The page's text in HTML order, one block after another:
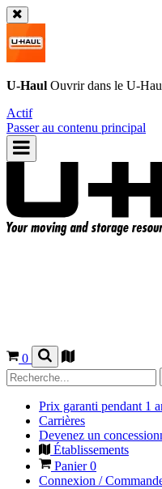
U-Haul Ouvrir dans le U-
Actif
Passer au contenu principal
0
Prix garanti pendant 1
Carrières
Devenez un
Établissements
Panier0
Connexion /